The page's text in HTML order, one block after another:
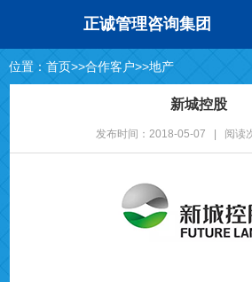
正诚管理咨询集团
位置： 首页>>合作客户>>地产
新城控股
发布时间：2018-05-07 | 阅读